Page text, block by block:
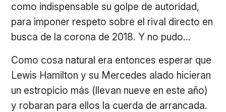
como indispensable su golpe de autoridad,
para imponer respeto sobre el rival directo en
busca de la corona de 2018. Y no pudo…
Como cosa natural era entonces esperar que
Lewis Hamilton y su Mercedes alado hicieran
un estropicio más (llevan nueve en este año)
y robaran para ellos la cuerda de arrancada.